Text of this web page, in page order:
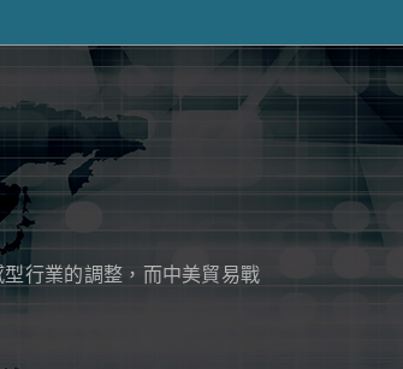
行業的調整，而中美貿易戰